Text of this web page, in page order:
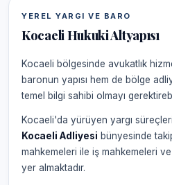
YEREL YARGI VE BARO
Kocaeli Hukuki Altyapısı
Kocaeli bölgesinde avukatlık
baronun yapısı hem de bölge
temel bilgi sahibi olmayı
Kocaeli'da yürüyen yargı
Kocaeli Adliyesi bünyesinde
mahkemeleri ile iş mahkemeleri
yer almaktadır.